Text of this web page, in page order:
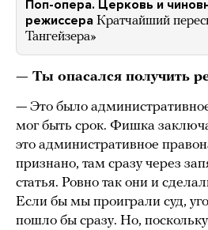
Поп-опера. Церковь и
режиссера Кратчайший
Тангейзера»
— Ты опасался получить
— Это было
мог быть срок. Фишка
это административное
признано, там сразу через
статья. Ровно так они и
Если бы мы проиграли суд,
пошло бы сразу. Но,